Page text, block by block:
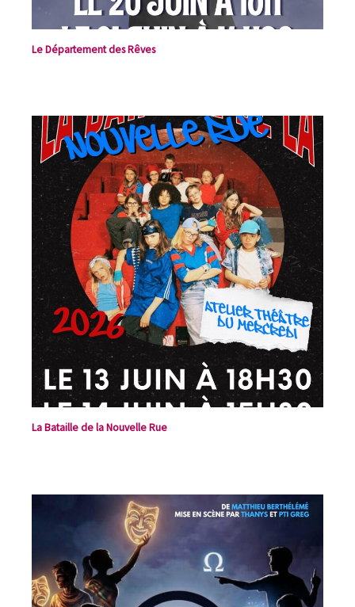
Le Département des Rêves
La Bataille de la Nouvelle Rue